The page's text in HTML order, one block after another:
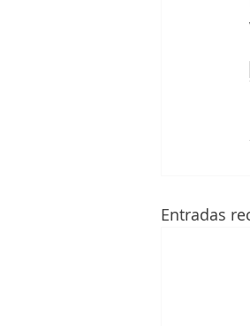
Entradas